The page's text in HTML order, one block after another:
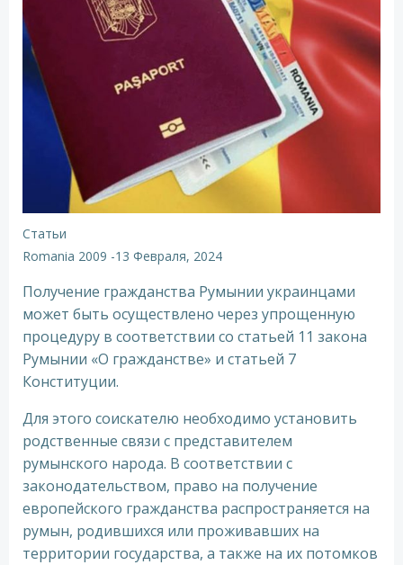
Статьи
Romania 2009 -13 Февраля, 2024
Получение гражданства Румынии украинцами
может быть осуществлено через упрощенную
процедуру в соответствии со статьей 11 закона
Румынии «О гражданстве» и статьей 7
Конституции.
Для этого соискателю необходимо установить
родственные связи с представителем
румынского народа. В соответствии с
законодательством, право на получение
европейского гражданства распространяется на
румын, родившихся или проживавших на
территории государства, а также на их потомков